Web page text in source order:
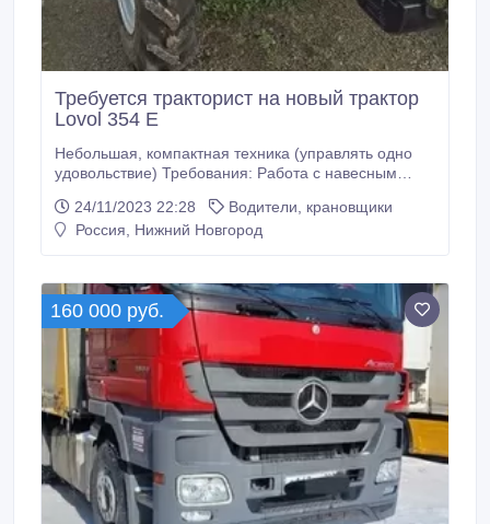
Требуется тракторист на новый трактор
Lovol 354 Е
Небольшая, компактная техника (управлять одно
удовольствие) Требования: Работа с навесным
к технике. Работа в Нижегородском районе
(г.Нижний Новгород) Обязанности: Прометание
24/11/2023 22:28
Водители, крановщики
Россия, Нижний Новгород
160 000 руб.